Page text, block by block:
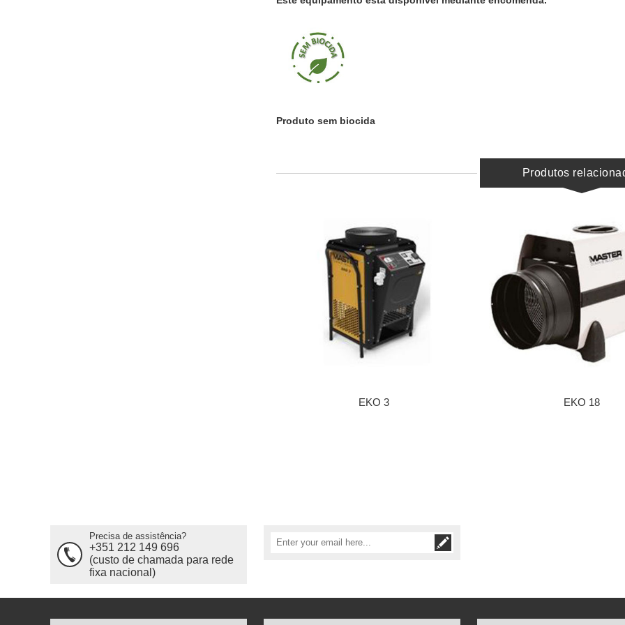
Produto sem biocida
Produtos
EKO 3 EKO 18
Precisa de assistência?
+351 212 149 696
(custo de chamada para rede
fixa nacional)